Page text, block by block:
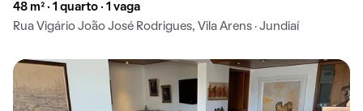
48 m² · 1 quarto · 1 vaga
Rua Vigário João José Rodrigues, Vila Arens · Jundiaí